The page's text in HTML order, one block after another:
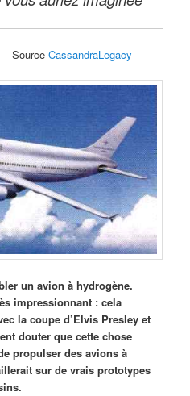
– SourceCassandraLegacy
un avion à hydrogène.
impressionnant : cela
la coupe d’Elvis Presley et
douter que cette chose
propulser des avions à
sur de vrais prototypes